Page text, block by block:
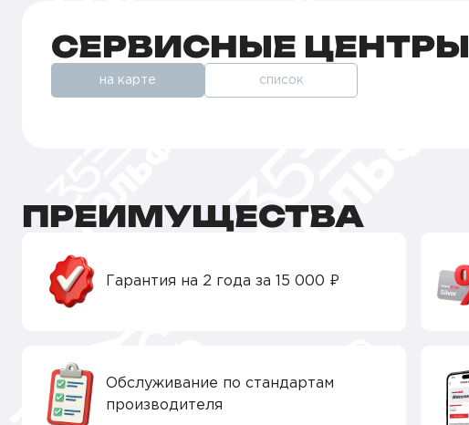
СЕРВИСНЫЕ ЦЕНТРЫ
на карте список
ПРЕИМУЩЕСТВА
Гарантия на 2 года за 15 000 ₽
Обслуживание по стандартам
производителя